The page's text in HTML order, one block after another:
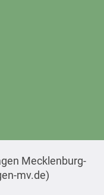
Mecklenburg-
mv.de)